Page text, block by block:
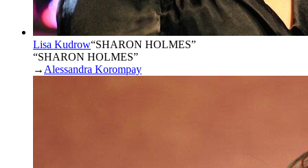
Lisa Kudrow“SHARON HOLMES”
“SHARON HOLMES”
→ Alessandra Korompay